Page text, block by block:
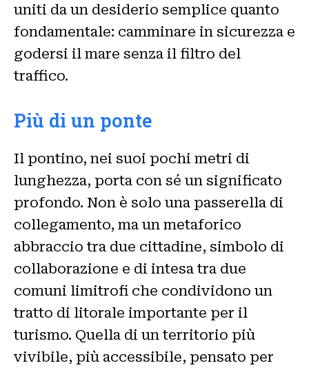
uniti da un desiderio semplice quanto
fondamentale: camminare in sicurezza e
godersi il mare senza il filtro del
traffico.
Più di un ponte
Il pontino, nei suoi pochi metri di
lunghezza, porta con sé un significato
profondo. Non è solo una passerella di
collegamento, ma un metaforico
abbraccio tra due cittadine, simbolo di
collaborazione e di intesa tra due
comuni limitrofi che condividono un
tratto di litorale importante per il
turismo. Quella di un territorio più
vivibile, più accessibile, pensato per